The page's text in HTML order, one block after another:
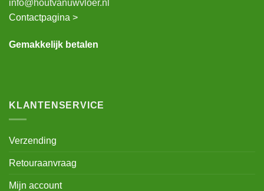
info@houtvanuwvloer.nl
KLANTENSERVICE